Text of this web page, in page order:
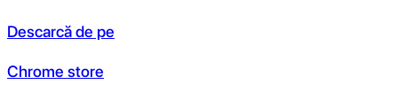
Descarcă de pe
Chrome store